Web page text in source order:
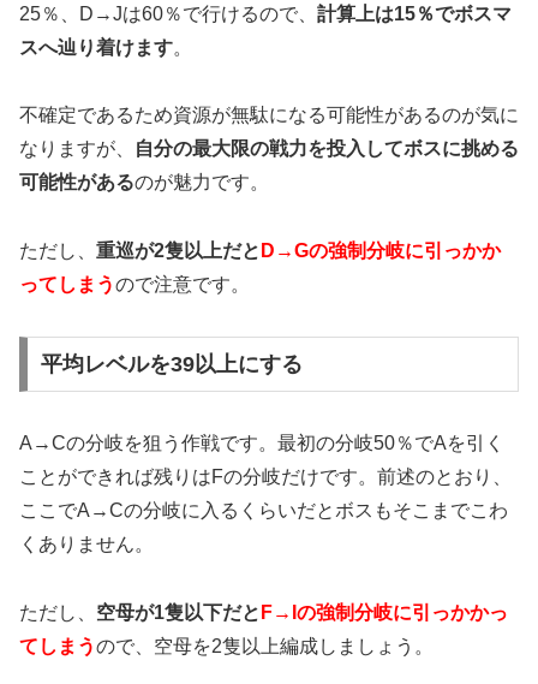
25％、D→Jは60％で行けるので、 計算上は15％でボスマ
スへ辿り着けます。
不確定であるため資源が無駄になる可能性があるのが気に
なりますが、
自分の最大限の戦力を投入してボスに挑める
可能性があるのが魅力です。
ただし、 重巡が2隻以上だと D→Gの強制分岐に引っかか
ってしまうので注意です。
平均レベルを39以上にする
A→Cの分岐を狙う作戦です。最初の分岐50％でAを引く
ことができれば残りはFの分岐だけです。前述のとおり、
ここでA→Cの分岐に入るくらいだとボスもそこまでこわ
くありません。
ただし、 空母が1隻以下だと F→Iの強制分岐に引っかかっ
てしまうので、空母を2隻以上編成しましょう。